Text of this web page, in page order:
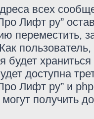
всех
Лифт ру”
переместить,
доступна
Лифт ру” и
получить